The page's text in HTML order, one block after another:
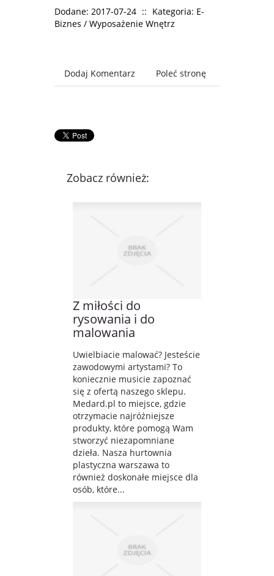
Dodane: 2017-07-24 :: Kategoria: E-
Biznes / Wyposażenie Wnętrz
Dodaj Komentarz Poleć stronę
Zobacz również:
Z miłości do
rysowania i do
malowania
Uwielbiacie malować? Jesteście
zawodowymi artystami? To
koniecznie musicie zapoznać
się z ofertą naszego sklepu.
Medard.pl to miejsce, gdzie
otrzymacie najróżniejsze
produkty, które pomogą Wam
stworzyć niezapomniane
dzieła. Nasza hurtownia
plastyczna warszawa to
również doskonałe miejsce dla
osób, które...